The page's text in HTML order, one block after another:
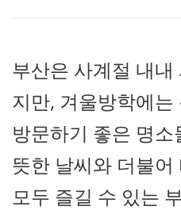
부산은 사계절 내
지만, 겨울방학에
방문하기 좋은 명
뜻한 날씨와 더불
모두 즐길 수 있는